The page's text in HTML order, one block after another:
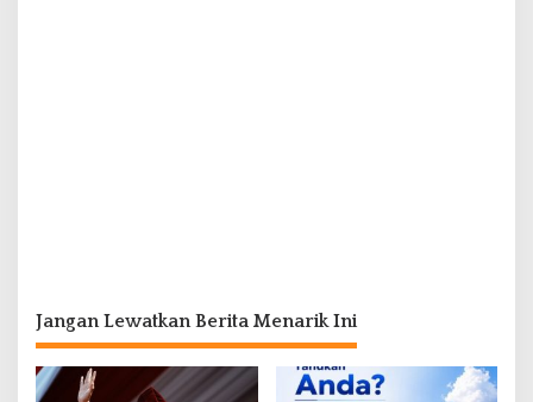
Jangan Lewatkan Berita Menarik Ini